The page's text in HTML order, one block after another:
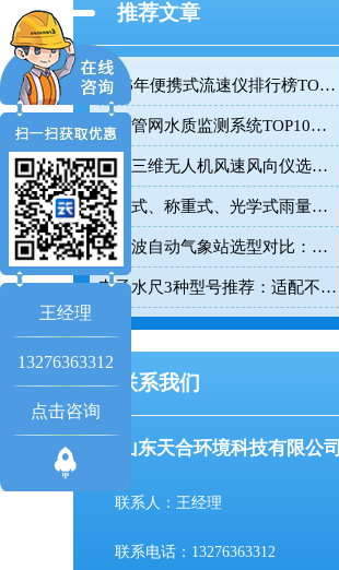
推荐文章
2026年便携式流速仪排行榜TOP10：采购前必看的实力榜单
排水管网水质监测系统TOP10推荐榜单
迷你三维无人机风速风向仪选型：云境天合TH-F1H助力空中风场监测
翻斗式、称重式、光学式雨量计精度大横评：哪种雨量计测量最准？
超声波自动气象站选型对比：云境天合 TH-CQX6 与天蔚 TW-CQX5 推荐
电子水尺3种型号推荐：适配不同水深监测场景
联系我们
山东天合环境科技有限公司
联系人：王经理
联系电话：13276363312
王经理
13276363312
点击咨询